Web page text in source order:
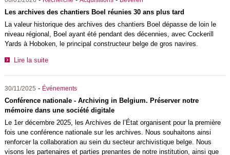
Les archives des chantiers Boel réunies 30 ans plus tard
La valeur historique des archives des chantiers Boel dépasse de loin le
niveau régional, Boel ayant été pendant des décennies, avec Cockerill
Yards à Hoboken, le principal constructeur belge de gros navires.
Lire la suite
30/11/2025 - Événements
Conférence nationale - Archiving in Belgium. Préserver notre
mémoire dans une société digitale
Le 1er décembre 2025, les Archives de l’État organisent pour la première
fois une conférence nationale sur les archives. Nous souhaitons ainsi
renforcer la collaboration au sein du secteur archivistique belge. Nous
visons les partenaires et parties prenantes de notre institution, ainsi que